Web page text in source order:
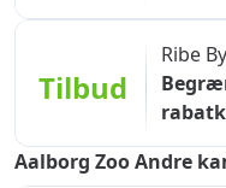
Tilbud
Ribe
Aalborg Zoo Andre